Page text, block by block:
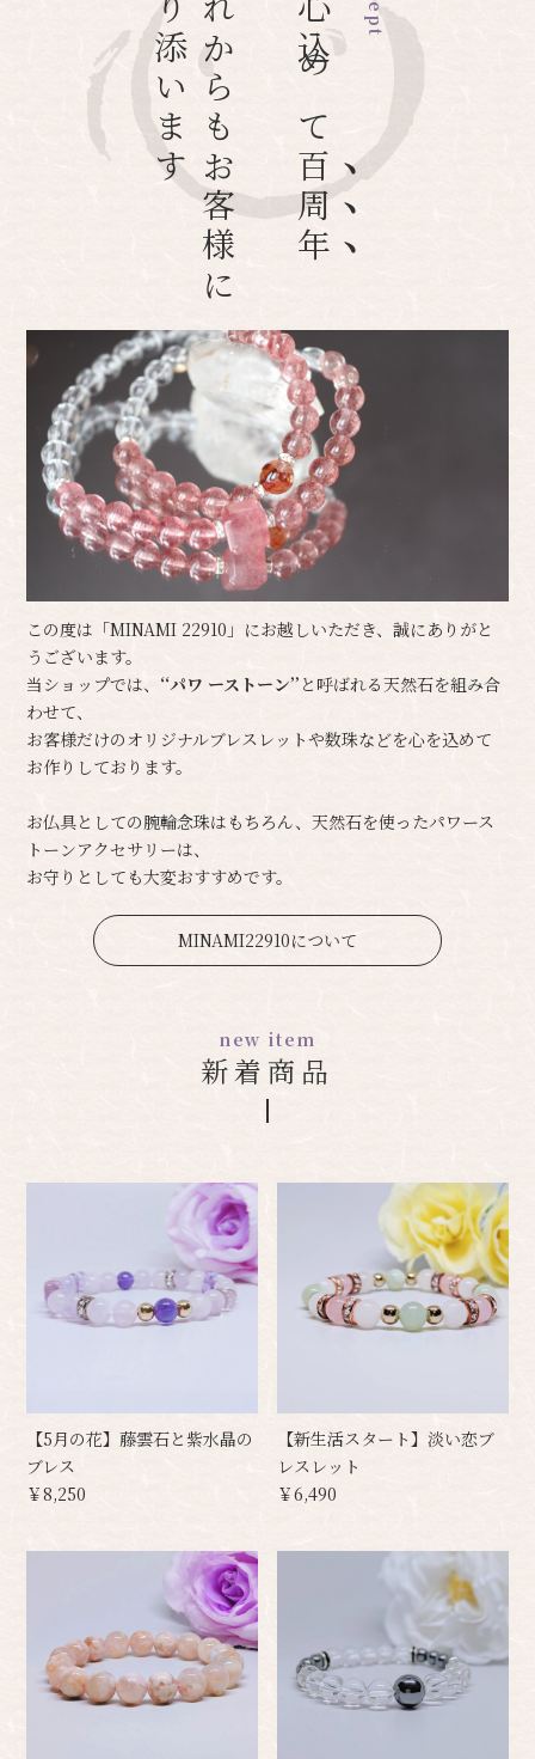
この度は「MINAMI 22910」にお越しいただき、誠にありがと
うございます。
当ショップでは、 ‘‘パワ ーストーン’’ と呼ばれる天然石を組み合
わせて、
お客様だけのオリジナルブレスレットや数珠などを心を込めて
お作りしております。
お仏具としての腕輪念珠はもちろん、天然石を使ったパワース
トーンアクセサリーは、
お守りとしても大変おすすめです。
MINAMI22910について
真心込めて
百周年
これからもお客様に
寄り添います
new item
新着商品
【5月の花】藤雲石と紫水晶の
ブレス
￥8,250
【新生活スタート】淡い恋ブ
レスレット
￥6,490